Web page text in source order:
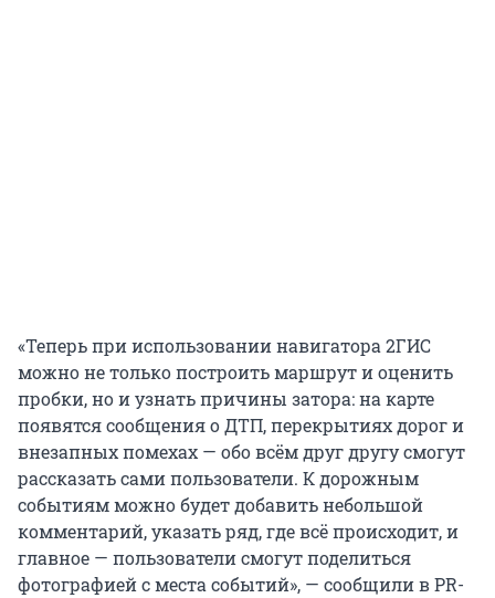
«Теперь при использовании навигатора 2ГИС
можно не только построить маршрут и оценить
пробки, но и узнать причины затора: на карте
появятся сообщения о ДТП, перекрытиях дорог и
внезапных помехах — обо всём друг другу смогут
рассказать сами пользователи. К дорожным
событиям можно будет добавить небольшой
комментарий, указать ряд, где всё происходит, и
главное — пользователи смогут поделиться
фотографией с места событий», — сообщили в PR-